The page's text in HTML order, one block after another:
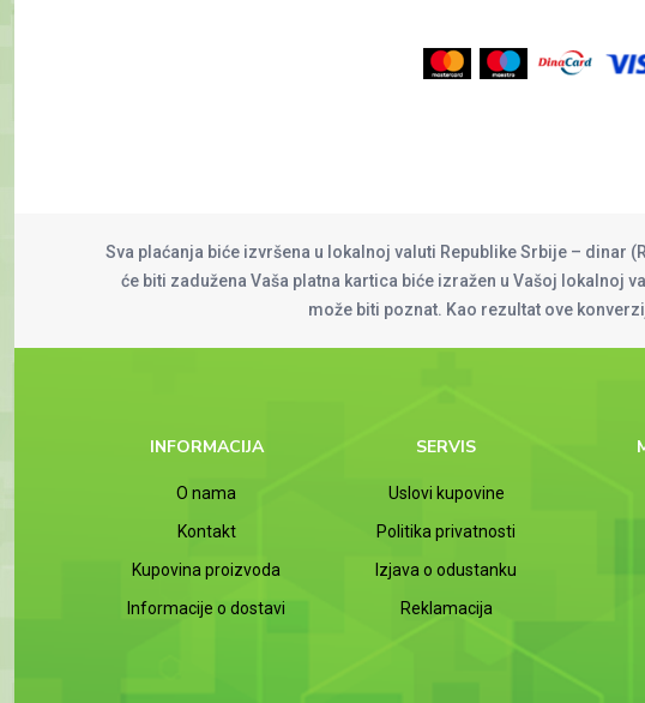
Sva plaćanja biće izvršena u lokalnoj valuti Republike Srbije –
će biti zadužena Vaša platna kartica biće izražen u Vašoj
može biti poznat. Kao rezultat ove
INFORMACIJA
O nama
Kontakt
Kupovina proizvoda
Informacije o dostavi
SERVIS
Uslovi kupovine
Politika privatnosti
Izjava o odustanku
Reklamacija